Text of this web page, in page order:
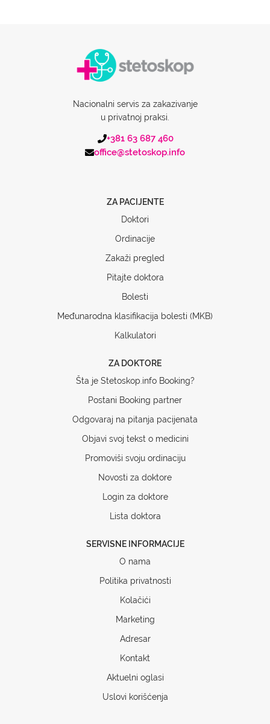
Nacionalni servis za zakazivanje
u privatnoj praksi.
+381 63 687 460
office@stetoskop.info
ZA PACIJENTE
Doktori
Ordinacije
Zakaži pregled
Pitajte doktora
Bolesti
Međunarodna klasifikacija bolesti (MKB)
Kalkulatori
ZA DOKTORE
Šta je Stetoskop.info Booking?
Postani Booking partner
Odgovaraj na pitanja pacijenata
Objavi svoj tekst o medicini
Promoviši svoju ordinaciju
Novosti za doktore
Login za doktore
Lista doktora
SERVISNE INFORMACIJE
O nama
Politika privatnosti
Kolačići
Marketing
Adresar
Kontakt
Aktuelni oglasi
Uslovi korišćenja